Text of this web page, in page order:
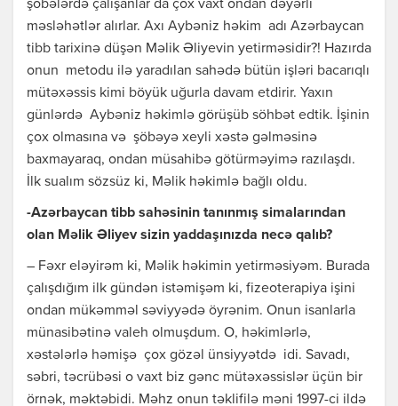
şöbələrdə çalışanlar da çox vaxt ondan dəyərli
məsləhətlər alırlar. Axı Aybəniz həkim adı Azərbaycan
tibb tarixinə düşən Məlik Əliyevin yetirməsidir?! Hazırda
onun metodu ilə yaradılan sahədə bütün işləri bacarıqlı
mütəxəssis kimi böyük uğurla davam etdirir. Yaxın
günlərdə Aybəniz həkimlə görüşüb söhbət edtik. İşinin
çox olmasına və şöbəyə xeyli xəstə gəlməsinə
baxmayaraq, ondan müsahibə götürməyimə razılaşdı.
İlk sualım sözsüz ki, Məlik həkimlə bağlı oldu.
-Azərbaycan tibb sahəsinin tanınmış simalarından
olan Məlik Əliyev sizin yaddaşınızda necə qalıb?
– Fəxr eləyirəm ki, Məlik həkimin yetirməsiyəm. Burada
çalışdığım ilk gündən istəmişəm ki, fizeoterapiya işini
ondan mükəmməl səviyyədə öyrənim. Onun isanlarla
münasibətinə valeh olmuşdum. O, həkimlərlə,
xəstələrlə həmişə çox gözəl ünsiyyətdə idi. Savadı,
səbri, təcrübəsi o vaxt biz gənc mütəxəssislər üçün bir
örnək, məktəbidi. Məhz onun təklifilə məni 1997-ci ildə